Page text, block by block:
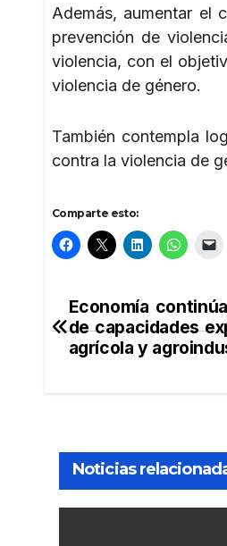
Además, aumentar el
prevención de
violencia, con el
violencia de género.
También contempla
contra la violencia de
Comparte esto:
Navegación
de
Economía
de capacidades
agrícola y
Noticias